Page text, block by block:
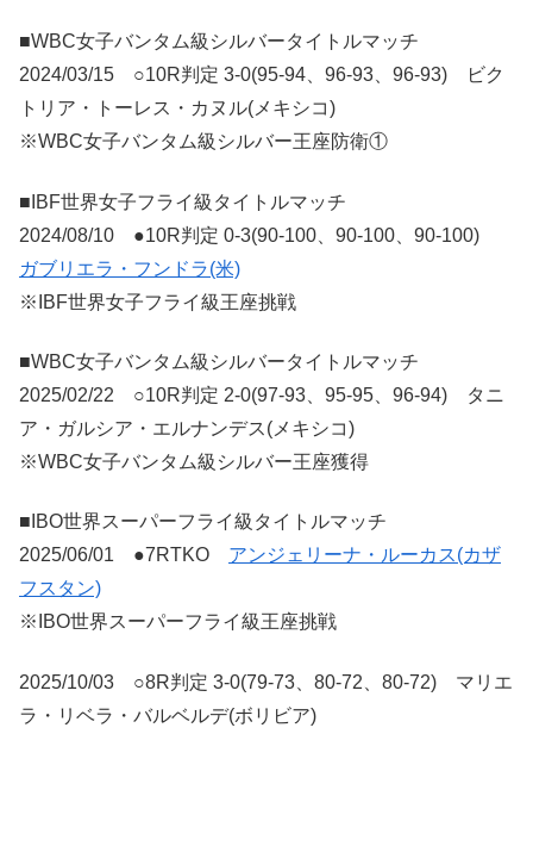
■WBC女子バンタム級シルバータイトルマッチ
2024/03/15 ○10R判定 3-0(95-94、96-93、96-93) ビク
トリア・トーレス・カヌル(メキシコ)
※WBC女子バンタム級シルバー王座防衛①
■IBF世界女子フライ級タイトルマッチ
2024/08/10 ●10R判定 0-3(90-100、90-100、90-100)
ガブリエラ・フンドラ(米)
※IBF世界女子フライ級王座挑戦
■WBC女子バンタム級シルバータイトルマッチ
2025/02/22 ○10R判定 2-0(97-93、95-95、96-94) タニ
ア・ガルシア・エルナンデス(メキシコ)
※WBC女子バンタム級シルバー王座獲得
■IBO世界スーパーフライ級タイトルマッチ
2025/06/01 ●7RTKO アンジェリーナ・ルーカス(カザ
フスタン)
※IBO世界スーパーフライ級王座挑戦
2025/10/03 ○8R判定 3-0(79-73、80-72、80-72) マリエ
ラ・リベラ・バルベルデ(ボリビア)